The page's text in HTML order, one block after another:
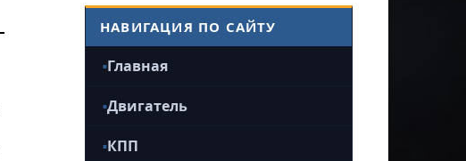
НАВИГАЦИЯ ПО САЙТУ
Главная
Двигатель
КПП